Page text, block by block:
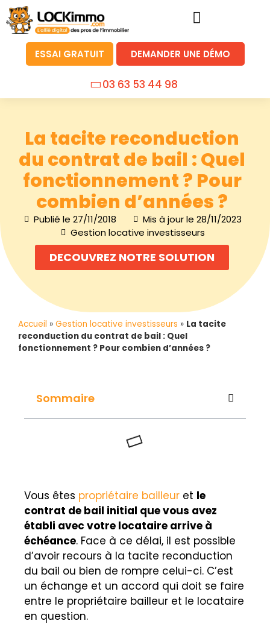
ESSAI GRATUIT DEMANDER UNE DÉMO
03 63 53 44 98
La tacite reconduction
du contrat de bail : Quel
fonctionnement ? Pour
combien d’années ?
Publié le 27/11/2018
Mis à jour le 28/11/2023
Gestion locative investisseurs
DECOUVREZ NOTRE SOLUTION
Accueil » Gestion locative investisseurs » La tacite
reconduction du contrat de bail : Quel
fonctionnement ? Pour combien d’années ?
Sommaire
Vous êtes propriétaire bailleur et le
contrat de bail initial que vous avez
établi avec votre locataire arrive à
échéance. Face à ce délai, il est possible
d’avoir recours à la tacite reconduction
du bail ou bien de rompre celui-ci. C’est
un échange et un accord qui doit se faire
entre le propriétaire bailleur et le locataire
en question.